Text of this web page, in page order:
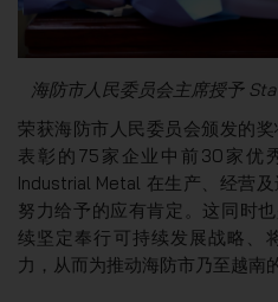
海防市人民委员会主席授予
荣获海防市人民委员会颁发的
表彰的75家企业中前30家优
Industrial Metal 在生产、经营
努力给予的应有肯定。这同时
续坚定奉行可持续发展战略、
力，从而为推动海防市乃至越南